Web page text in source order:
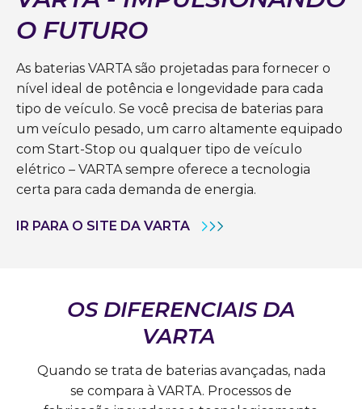
O FUTURO
As baterias VARTA são projetadas para fornecer o
nível ideal de potência e longevidade para cada
tipo de veículo. Se você precisa de baterias para
um veículo pesado, um carro altamente equipado
com Start-Stop ou qualquer tipo de veículo
elétrico – VARTA sempre oferece a tecnologia
certa para cada demanda de energia.
IR PARA O SITE DA VARTA
OS DIFERENCIAIS DA
VARTA
Quando se trata de baterias avançadas, nada
se compara à VARTA. Processos de